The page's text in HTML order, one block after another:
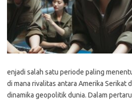
enjadi salah satu periode paling
di mana rivalitas antara Amerika Serikat
dinamika geopolitik dunia. Dalam